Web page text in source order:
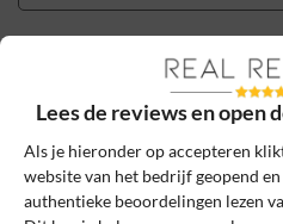
Lees de reviews en open
Als je hieronder op accepteren
website van het bedrijf geopend
authentieke beoordelingen lezen